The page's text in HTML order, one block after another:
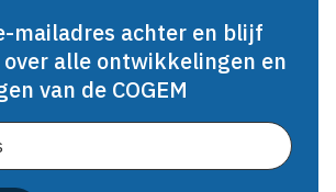
mailadres achter en blijf
alle ontwikkelingen en
van de COGEM